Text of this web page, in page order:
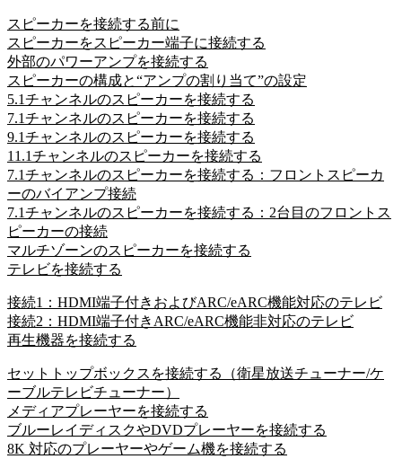
スピーカーを接続する前に
スピーカーをスピーカー端子に接続する
外部のパワーアンプを接続する
スピーカーの構成と“アンプの割り当て”の設定
5.1チャンネルのスピーカーを接続する
7.1チャンネルのスピーカーを接続する
9.1チャンネルのスピーカーを接続する
11.1チャンネルのスピーカーを接続する
7.1チャンネルのスピーカーを接続する：フロントスピーカ
ーのバイアンプ接続
7.1チャンネルのスピーカーを接続する：2台目のフロントス
ピーカーの接続
マルチゾーンのスピーカーを接続する
テレビを接続する
接続1：HDMI端子付きおよびARC/eARC機能対応のテレビ
接続2：HDMI端子付きARC/eARC機能非対応のテレビ
再生機器を接続する
セットトップボックスを接続する（衛星放送チューナー/ケ
ーブルテレビチューナー）
メディアプレーヤーを接続する
ブルーレイディスクやDVDプレーヤーを接続する
8K 対応のプレーヤーやゲーム機を接続する